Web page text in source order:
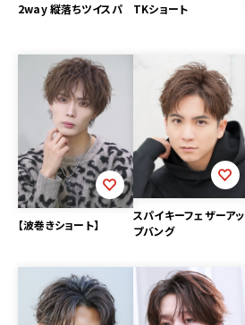
2way 縦落ちツイスパ
TKショート
【波巻きショート】
スパイキーフェザーアッ
プバング